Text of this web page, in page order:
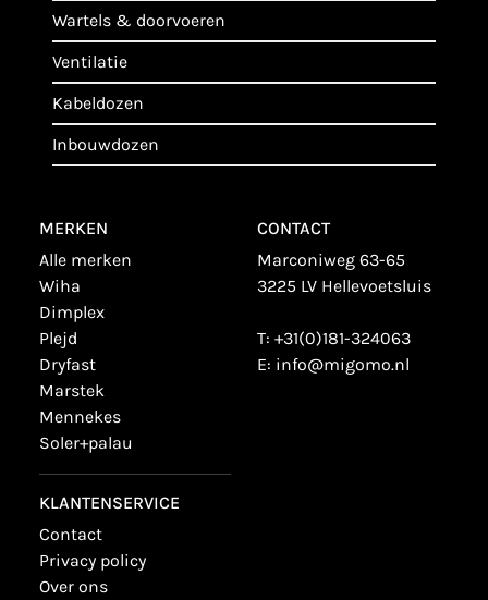
wartels & doorvoeren
ventilatie
kabeldozen
inbouwdozen
MERKEN
alle merken
wiha
dimplex
plejd
dryfast
marstek
mennekes
soler+palau
KLANTENSERVICE
contact
privacy policy
over ons
CONTACT
Marconiweg 63-65
3225 LV Hellevoetsluis
T: +31(0)181-324063
E: info@migomo.nl